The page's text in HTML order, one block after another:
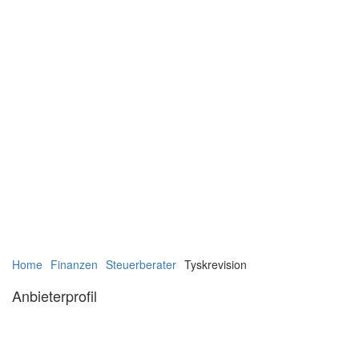
Navigation
Navigation
Home Finanzen Steuerberater Tyskrevision
Anbieterprofil